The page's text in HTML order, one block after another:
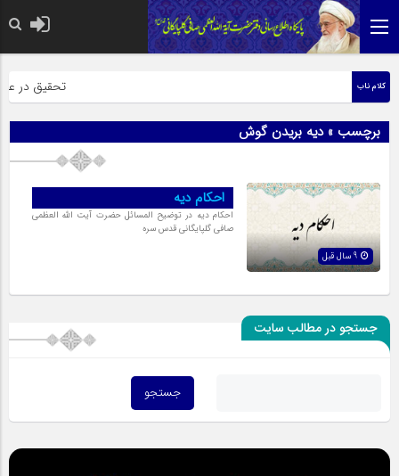
کلام ناب تحقیق در
برچسب » دیه بریدن گوش
احکام دیه
احکام دیه در توضیح المسائل حضرت آیت الله العظمی
صافی گلپایگانی قدس سره
جستجو در مطالب سایت